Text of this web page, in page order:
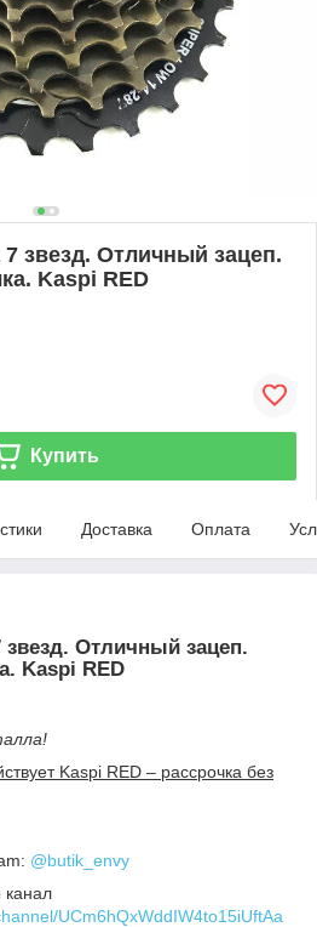
звезд. Отличный зацеп.
Kaspi RED
Купить
Доставка Оплата
Отличный зацеп.
Kaspi RED
Kaspi RED – рассрочка без
@butik_envy
канал
UCm6hQxWddIW4to15iUftAa